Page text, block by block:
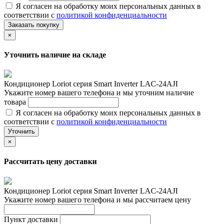
Я согласен на обработку моих персональных данных в
соответствии с политикой конфиденциальности
Заказать покупку
×
Уточнить наличие на складе
Кондиционер Loriot cерия Smart Inverter LAC-24AJI
Укажите номер вашего телефона и мы уточним наличие
товара
Я согласен на обработку моих персональных данных в
соответствии с политикой конфиденциальности
Уточнить
×
Рассчитать цену доставки
Кондиционер Loriot cерия Smart Inverter LAC-24AJI
Укажите номер вашего телефона и мы рассчитаем цену
Пункт доставки